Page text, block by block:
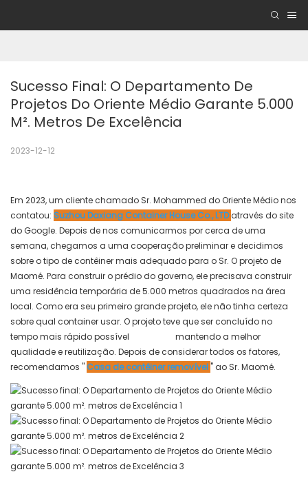
Sucesso Final: O Departamento De
Projetos Do Oriente Médio Garante 5.000
M². Metros De Excelência
2023-12-12
Em 2023, um cliente chamado Sr. Mohammed do Oriente Médio nos
contatou: Suzhou Daxiang Container House Co., LTDatravés do site
do Google. Depois de nos comunicarmos por cerca de uma
semana, chegamos a uma cooperação preliminar e decidimos
sobre o tipo de contêiner mais adequado para o Sr. O projeto de
Maomé. Para construir o prédio do governo, ele precisava construir
uma residência temporária de 5.000 metros quadrados na área
local. Como era seu primeiro grande projeto, ele não tinha certeza
sobre qual container usar. O projeto teve que ser concluído no
tempo mais rápido possível
mantendo a melhor
qualidade e reutilização. Depois de considerar todos os fatores,
recomendamos " Casa de contêiner removível" ao Sr. Maomé.